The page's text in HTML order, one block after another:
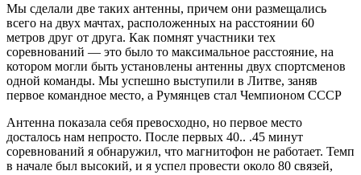
Мы сделали две таких антенны, причем они размещались
всего на двух мачтах, расположенных на расстоянии 60
метров друг от друга. Как помнят участники тех
соревнований — это было то максимальное расстояние, на
котором могли быть установлены антенны двух спортсменов
одной команды. Мы успешно выступили в Литве, заняв
первое командное место, а Румянцев стал Чемпионом СССР
Антенна показала себя превосходно, но первое место
досталось нам непросто. После первых 40.. .45 минут
соревнований я обнаружил, что магнитофон не работает. Темп
в начале был высокий, и я успел провести около 80 связей,